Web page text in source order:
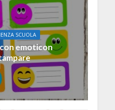
SCUOLA
emoticon